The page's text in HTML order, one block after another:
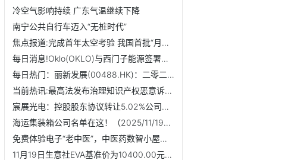
冷空气影响持续 广东气温继续下降
南宁公共自行车迈入“无桩时代”
焦点报道:完成首年太空考验 我国首批“月壤砖”状态良好
每日消息!Oklo(OKLO)与西门子能源签署电力转换系统设计协议 ...
每日热门：丽新发展(00488.HK)：二零二五年十二月十九日股东...
当前热讯:最高法发布治理知识产权恶意诉讼典型案例
宸展光电：控股股东协议转让5.02%公司股份|最资讯
海运集装箱公司名单在这！（2025/11/19）|快播
免费体验电子“老中医”，中医药数智小屋亮相首都机场|热点评
11月19日生意社EVA基准价为10400.00元/吨_焦点简讯